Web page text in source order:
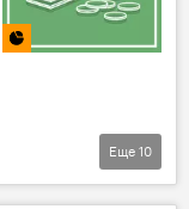
Еще 10